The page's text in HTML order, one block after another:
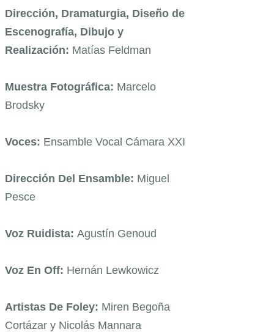
Dirección, Dramaturgia, Diseño de
Escenografía, Dibujo y
Realización: Matías Feldman
Muestra Fotográfica: Marcelo
Brodsky
Voces: Ensamble Vocal Cámara XXI
Dirección Del Ensamble: Miguel
Pesce
Voz Ruidista: Agustín Genoud
Voz En Off: Hernán Lewkowicz
Artistas De Foley: Miren Begoña
Cortázar y Nicolás Mannara